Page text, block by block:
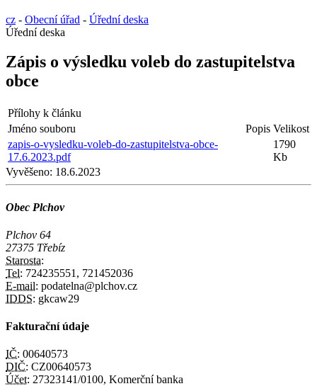
cz - Obecní úřad - Úřední deska
Úřední deska
Zápis o výsledku voleb do zastupitelstva
obce
Přílohy k článku
Jméno souboru
Popis Velikost
zapis-o-vysledku-voleb-do-zastupitelstva-obce-
17.6.2023.pdf
1790
Kb
Vyvěšeno: 18.6.2023
Obec Plchov
Plchov 64
27375 Třebíz
Starosta:
Tel: 724235551, 721452036
E-mail: podatelna@plchov.cz
IDDS: gkcaw29
Fakturační údaje
IČ: 00640573
DIČ: CZ00640573
Účet: 27323141/0100, Komerční banka